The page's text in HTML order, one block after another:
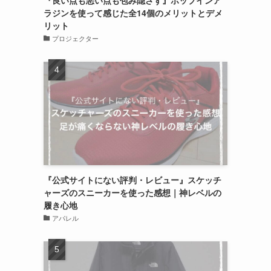
ラジンを使って感じた全14個のメリットとデメ
リット
プロジェクター
『公式サイトにない評判・レビュー』スケッチ
ャーズのスニーカーを使った感想｜神レベルの
履き心地
アパレル